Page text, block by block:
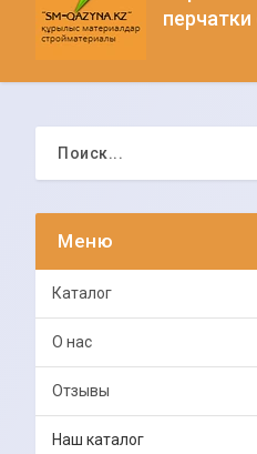
Каталог
О нас
Отзывы
Наш каталог